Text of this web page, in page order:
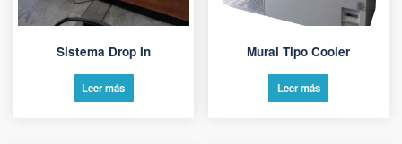
Sistema Drop In
Leer más
Mural Tipo Cooler
Leer más